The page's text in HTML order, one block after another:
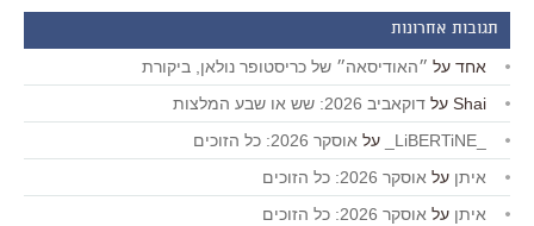
תגובות אחרונות
אחד על ״האודיסאה״ של כריסטופר נולאן, ביקורת
Shai על דוקאביב 2026: שש או שבע המלצות
על אוסקר 2026: כל הזוכים
איתן על אוסקר 2026: כל הזוכים
איתן על אוסקר 2026: כל הזוכים